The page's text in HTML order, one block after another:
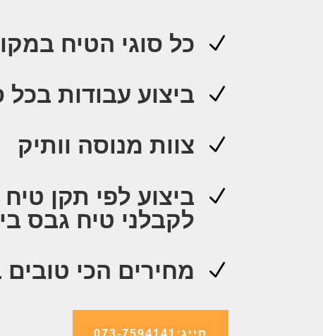
N כל סוגי הטיח
N ביצוע עבודות בכל
N צוות מנוסה וותיק
N
לקבלני טיח גבס
N מחירים הכי